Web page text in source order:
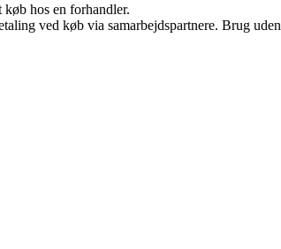
hos en forhandler.
ved køb via samarbejdspartnere. Brug